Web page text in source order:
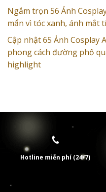
Ngắm trọn 56 Ảnh
mẩn vì tóc xanh, ánh mắt
Cập nhật 65 Ảnh Cosplay
phong cách đường phố
highlight
Hotline miễn phí (24/7)